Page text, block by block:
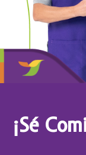
¡Sé